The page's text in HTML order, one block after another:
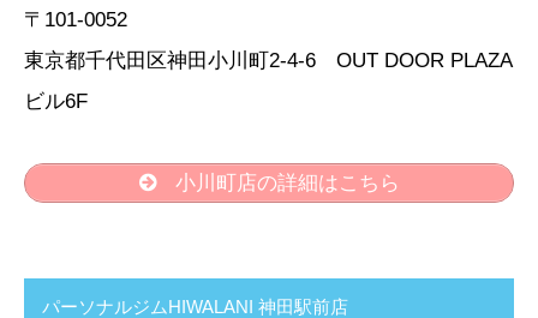
〒101-0052
東京都千代田区神田小川町2-4-6 OUT DOOR PLAZA
ビル6F
小川町店の詳細はこちら
パーソナルジムHIWALANI 神田駅前店